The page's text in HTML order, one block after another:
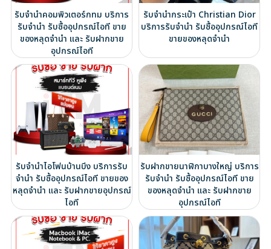
รับจำนำคอมพิวเตอร์กทม บริการ
รับจำนำ รับซื้ออุปกรณ์ไอที ขาย
ของหลุดจำนำ และ รับฝากขาย
อุปกรณ์ไอที
รับจำนำกระเป๋า Christian Dior
บริการรับจำนำ รับซื้ออุปกรณ์ไอที
ขายของหลุดจำนำ
รับจำนำไอโฟนบ้านบึง บริการรับ
จำนำ รับซื้ออุปกรณ์ไอที ขายของ
หลุดจำนำ และ รับฝากขายอุปกรณ์
ไอที
รับฝากขายนาฬิกาบางใหญ่ บริการ
รับจำนำ รับซื้ออุปกรณ์ไอที ขาย
ของหลุดจำนำ และ รับฝากขาย
อุปกรณ์ไอที